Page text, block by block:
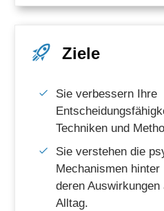
Ziele
Sie verbessern Ihre
Techniken und
Sie verstehen die
Mechanismen
deren
Alltag.